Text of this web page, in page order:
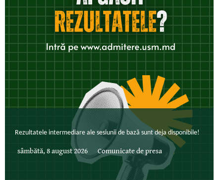
Rezultatele intermediare ale sesiunii de bază sunt deja disponibile!
sâmbătă, 8 august 2026 Comunicate de presa